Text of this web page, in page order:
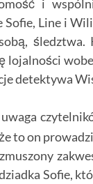
i
Line i
lojalności
detektywa
uwaga
to on
Sofie,